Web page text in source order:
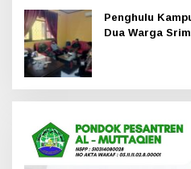
Penghulu
Dua Warga